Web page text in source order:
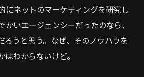
にネットのマーケティングを研究し
かいエージェンシーだったのなら、
ろうと思う。なぜ、そのノウハウを
わからないけど。